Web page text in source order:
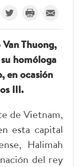
Thuong,
homóloga
en ocasión
III.
de Vietnam,
esta capital
Halimah
del rey